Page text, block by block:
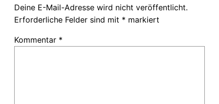
Deine E-Mail-Adresse wird nicht veröffentlicht.
Erforderliche Felder sind mit * markiert
Kommentar *